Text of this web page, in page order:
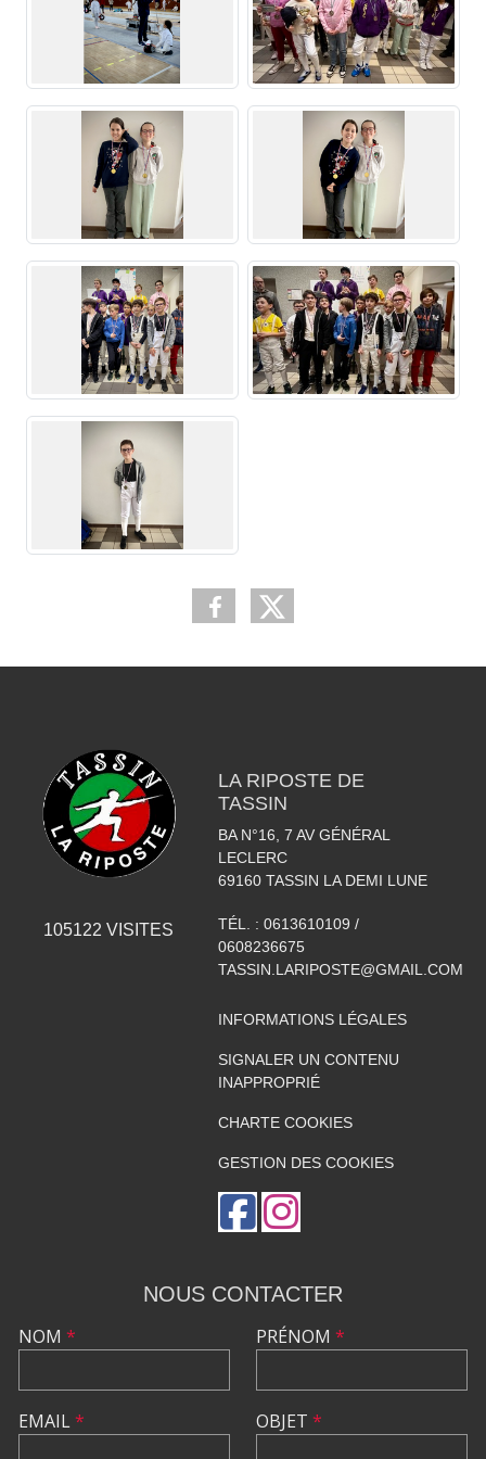
105122 VISITES
LA RIPOSTE DE
TASSIN
BA N°16, 7 AV GÉNÉRAL
LECLERC
69160 TASSIN LA DEMI LUNE
TÉL. : 0613610109 /
0608236675
TASSIN.LARIPOSTE@GMAIL.COM
INFORMATIONS LÉGALES
SIGNALER UN CONTENU
INAPPROPRIÉ
CHARTE COOKIES
GESTION DES COOKIES
NOUS CONTACTER
NOM *
EMAIL*
PRÉNOM *
OBJET *